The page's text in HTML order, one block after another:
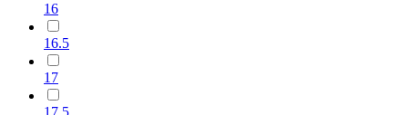
16
16.5
17
17.5